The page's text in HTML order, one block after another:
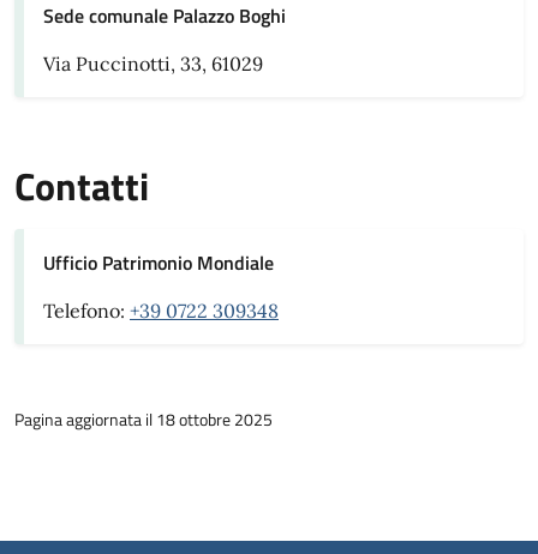
Sede comunale Palazzo Boghi
Via Puccinotti, 33, 61029
Contatti
Ufficio Patrimonio Mondiale
Telefono: +39 0722 309348
Pagina aggiornata il 18 ottobre 2025